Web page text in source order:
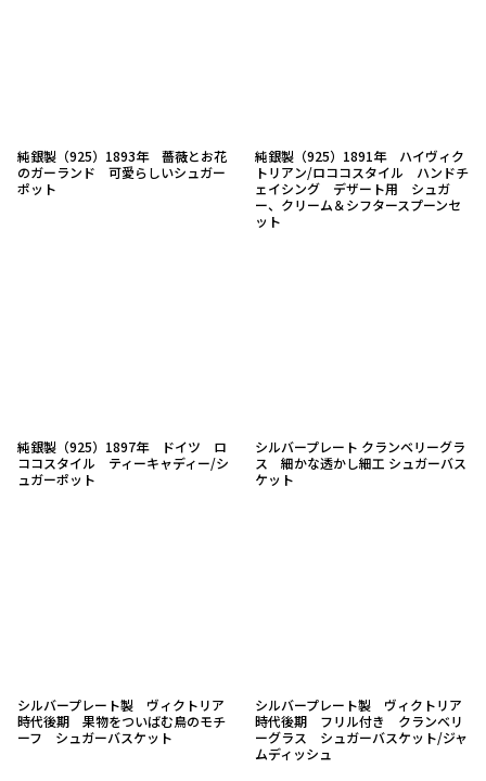
純銀製（925）1893年 薔薇とお花
のガーランド 可愛らしいシュガー
ポット
純銀製（925）1891年 ハイヴィク
トリアン/ロココスタイル ハンドチ
ェイシング デザート用 シュガ
ー、クリーム＆シフタースプーンセ
ット
純銀製（925）1897年 ドイツ ロ
ココスタイル ティーキャディー/シ
ュガーポット
シルバープレート クランベリーグラ
ス 細かな透かし細工 シュガーバス
ケット
シルバープレート製 ヴィクトリア
時代後期 果物をついばむ鳥のモチ
ーフ シュガーバスケット
シルバープレート製 ヴィクトリア
時代後期 フリル付き クランベリ
ーグラス シュガーバスケット/ジャ
ムディッシュ